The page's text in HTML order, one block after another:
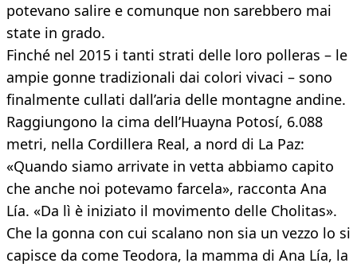
potevano salire e comunque non sarebbero mai
state in grado.
Finché nel 2015 i tanti strati delle loro polleras – le
ampie gonne tradizionali dai colori vivaci – sono
finalmente cullati dall’aria delle montagne andine.
Raggiungono la cima dell’Huayna Potosí, 6.088
metri, nella Cordillera Real, a nord di La Paz:
«Quando siamo arrivate in vetta abbiamo capito
che anche noi potevamo farcela», racconta Ana
Lía. «Da lì è iniziato il movimento delle Cholitas».
Che la gonna con cui scalano non sia un vezzo lo si
capisce da come Teodora, la mamma di Ana Lía, la